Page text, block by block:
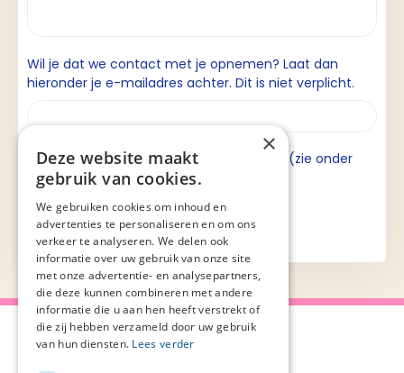
Wil je dat we contact met je opnemen? Laat dan
hieronder je e-mailadres achter. Dit is niet verplicht.
Ik ga akkoord met de privacyverklaring (zie onder
aan de pagina).
×
Deze website maakt
gebruik van cookies.
We gebruiken cookies om inhoud en
advertenties te personaliseren en om ons
verkeer te analyseren. We delen ook
informatie over uw gebruik van onze site
met onze advertentie- en analysepartners,
die deze kunnen combineren met andere
informatie die u aan hen heeft verstrekt of
die zij hebben verzameld door uw gebruik
van hun diensten. Lees verder